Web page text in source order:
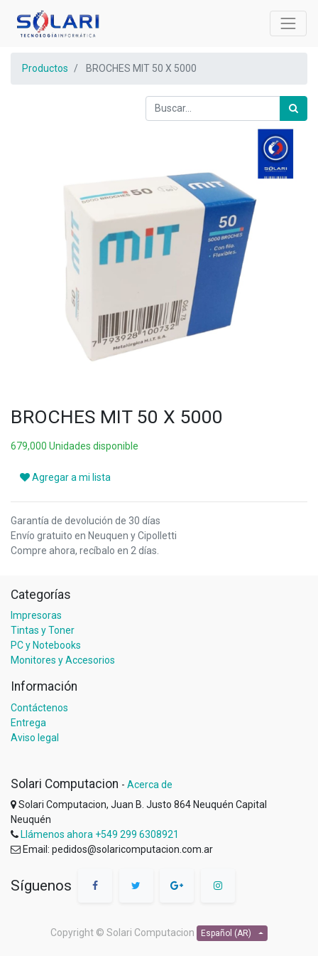
Productos BROCHES MIT 50 X 5000
BROCHES MIT 50 X 5000
679,000 Unidades disponible
Agregar a mi lista
Garantía de devolución de 30 días
Envío gratuito en Neuquen y Cipolletti
Compre ahora, recíbalo en 2 días.
Categorías
Impresoras
Tintas y Toner
PC y Notebooks
Monitores y Accesorios
Información
Contáctenos
Entrega
Aviso legal
Solari Computacion - Acerca de
Solari Computacion, Juan B. Justo 864 Neuquén Capital
Neuquén
Llámenos ahora +549 299 6308921
Email: pedidos@solaricomputacion.com.ar
Síguenos
Copyright © Solari Computacion Español (AR)